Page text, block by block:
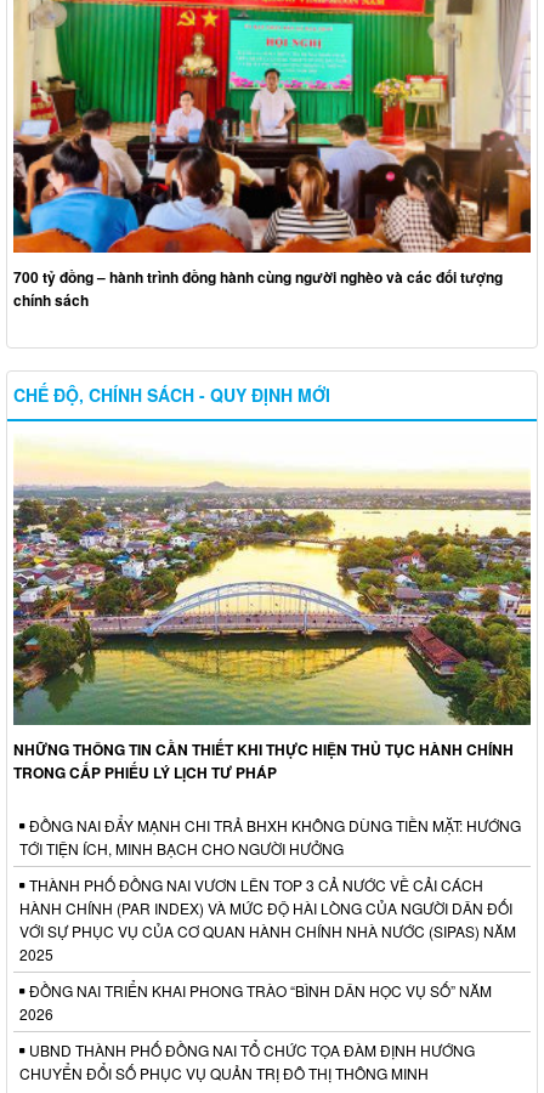
700 tỷ đồng – hành trình đồng hành cùng người nghèo và các đối tượng
chính sách
CHẾ ĐỘ, CHÍNH SÁCH - QUY ĐỊNH MỚI
NHỮNG THÔNG TIN CẦN THIẾT KHI THỰC HIỆN THỦ TỤC HÀNH CHÍNH
TRONG CẤP PHIẾU LÝ LỊCH TƯ PHÁP
ĐỒNG NAI ĐẨY MẠNH CHI TRẢ BHXH KHÔNG DÙNG TIỀN MẶT: HƯỚNG
TỚI TIỆN ÍCH, MINH BẠCH CHO NGƯỜI HƯỞNG
THÀNH PHỐ ĐỒNG NAI VƯƠN LÊN TOP 3 CẢ NƯỚC VỀ CẢI CÁCH
HÀNH CHÍNH (PAR INDEX) VÀ MỨC ĐỘ HÀI LÒNG CỦA NGƯỜI DÂN ĐỐI
VỚI SỰ PHỤC VỤ CỦA CƠ QUAN HÀNH CHÍNH NHÀ NƯỚC (SIPAS) NĂM
2025
ĐỒNG NAI TRIỂN KHAI PHONG TRÀO “BÌNH DÂN HỌC VỤ SỐ” NĂM
2026
UBND THÀNH PHỐ ĐỒNG NAI TỔ CHỨC TỌA ĐÀM ĐỊNH HƯỚNG
CHUYỂN ĐỔI SỐ PHỤC VỤ QUẢN TRỊ ĐÔ THỊ THÔNG MINH